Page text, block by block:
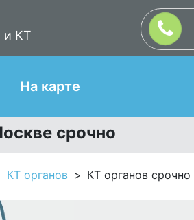
и КТ
На карте
срочно
КТ органов КТ органов срочно